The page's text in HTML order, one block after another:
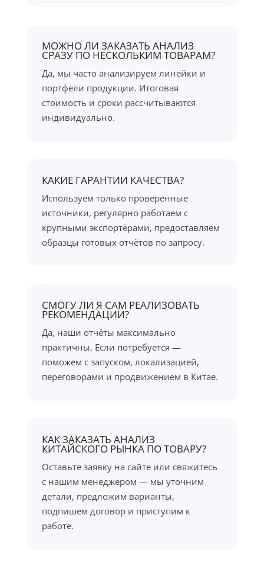
МОЖНО ЛИ ЗАКАЗАТЬ АНАЛИЗ
СРАЗУ ПО НЕСКОЛЬКИМ ТОВАРАМ?
Да, мы часто анализируем линейки и
портфели продукции. Итоговая
стоимость и сроки рассчитываются
индивидуально.
КАКИЕ ГАРАНТИИ КАЧЕСТВА?
Используем только проверенные
источники, регулярно работаем с
крупными экспортёрами, предоставляем
образцы готовых отчётов по запросу.
СМОГУ ЛИ Я САМ РЕАЛИЗОВАТЬ
РЕКОМЕНДАЦИИ?
Да, наши отчёты максимально
практичны. Если потребуется —
поможем с запуском, локализацией,
переговорами и продвижением в Китае.
КАК ЗАКАЗАТЬ АНАЛИЗ
КИТАЙСКОГО РЫНКА ПО ТОВАРУ?
Оставьте заявку на сайте или свяжитесь
с нашим менеджером — мы уточним
детали, предложим варианты,
подпишем договор и приступим к
работе.